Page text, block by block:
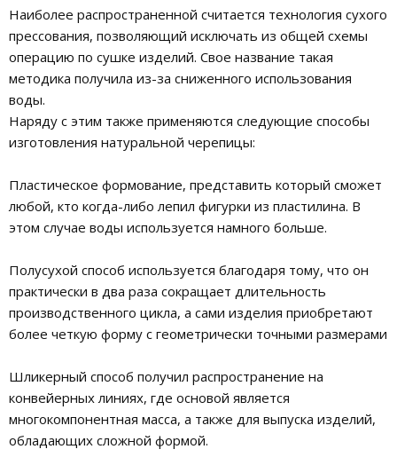
Наиболее распространенной считается технология сухого
прессования, позволяющий исключать из общей схемы
операцию по сушке изделий. Свое название такая
методика получила из-за сниженного использования
воды.
Наряду с этим также применяются следующие способы
изготовления натуральной черепицы:
Пластическое формование, представить который сможет
любой, кто когда-либо лепил фигурки из пластилина. В
этом случае воды используется намного больше.
Полусухой способ используется благодаря тому, что он
практически в два раза сокращает длительность
производственного цикла, а сами изделия приобретают
более четкую форму с геометрически точными размерами
Шликерный способ получил распространение на
конвейерных линиях, где основой является
многокомпонентная масса, а также для выпуска изделий,
обладающих сложной формой.